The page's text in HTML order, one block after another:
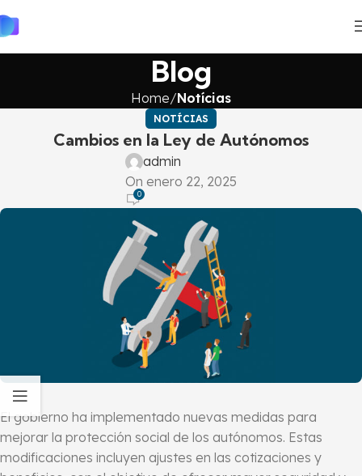
Blog
Home Notícias
NOTÍCIAS
Cambios en la Ley de Autónomos
admin
On enero 22, 2025
0
El gobierno ha implementado nuevas medidas para
mejorar la protección social de los autónomos. Estas
modificaciones incluyen ajustes en las cotizaciones y